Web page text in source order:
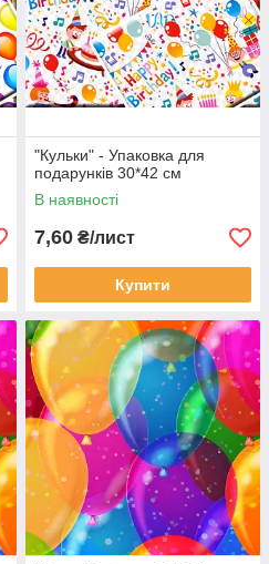
"Кульки" - Упаковка для
подарунків 30*42 см
В наявності
7,60 ₴/лист
Купити